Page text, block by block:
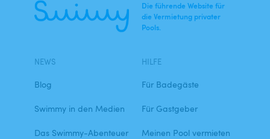
Die führende Website für
die Vermietung privater
Pools.
NEWS
Blog
Swimmy in den Medien
Das Swimmy-Abenteuer
HILFE
Für Badegäste
Für Gastgeber
Meinen Pool vermieten